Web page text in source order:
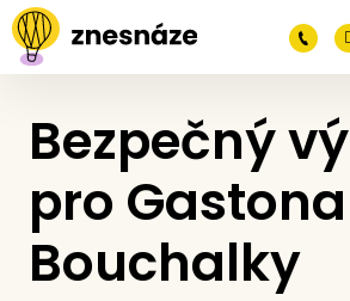
Bezpečný
pro
Bouchalky